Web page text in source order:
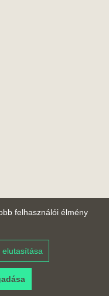
felhasználói élmény
elutasítása